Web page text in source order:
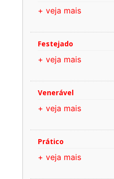
+ veja mais
Festejado
+ veja mais
Venerável
+ veja mais
Prático
+ veja mais